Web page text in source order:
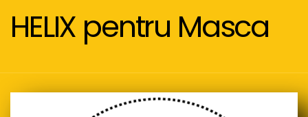
HELIX pentru Masca